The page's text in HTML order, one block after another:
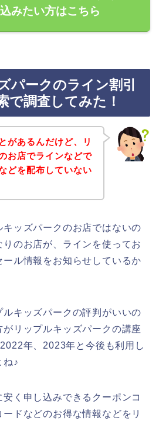
みたい方はこちら
パークのライン割引
で調査してみた！
があるんだけど、リ
お店でラインなどで
どを配布していない
キッズパークのお店ではないの
のお店が、ラインを使ってお
ル情報をお知らせしているか
キッズパークの評判がいいの
リップルキッズパークの講座
年、2023年と今後も利用し
ね♪
く申し込みできるクーポンコ
ドなどのお得な情報などをリ